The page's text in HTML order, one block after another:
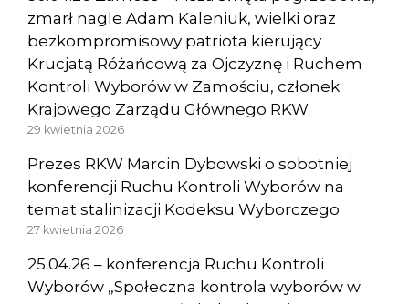
zmarł nagle Adam Kaleniuk, wielki oraz
bezkompromisowy patriota kierujący
Krucjatą Różańcową za Ojczyznę i Ruchem
Kontroli Wyborów w Zamościu, członek
Krajowego Zarządu Głównego RKW.
29 kwietnia 2026
Prezes RKW Marcin Dybowski o sobotniej
konferencji Ruchu Kontroli Wyborów na
temat stalinizacji Kodeksu Wyborczego
27 kwietnia 2026
25.04.26 – konferencja Ruchu Kontroli
Wyborów „Społeczna kontrola wyborów w